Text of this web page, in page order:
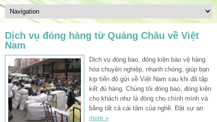
Dịch vụ đóng hàng từ Quảng Châu về Việt
Nam
Dịch vụ đóng bao, đóng kiện bảo vệ hàng
hóa chuyên nghiệp, nhanh chóng, giúp bạn
kịp tiến độ gửi về Việt Nam sau khi đã tập
kết đủ hàng. Chúng tôi đóng bao, đóng kiện
cho khách như là đóng cho chính mình và
bằng tất cả cái tâm của nghề. Đặt sự an
more »